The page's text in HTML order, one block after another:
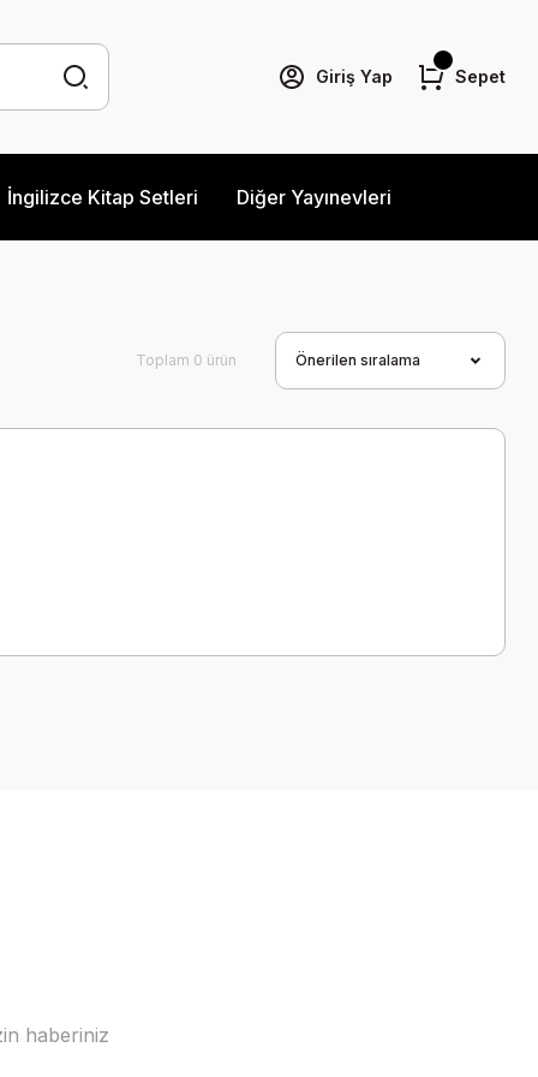
Giriş Yap Sepet
İngilizce Kitap Setleri Diğer Yayınevleri
Toplam 0 ürün
haberiniz